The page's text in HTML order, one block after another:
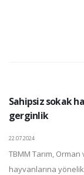
Sahipsiz sokak
gerginlik
22.07.2024
TBMM Tarım,
hayvanlarına